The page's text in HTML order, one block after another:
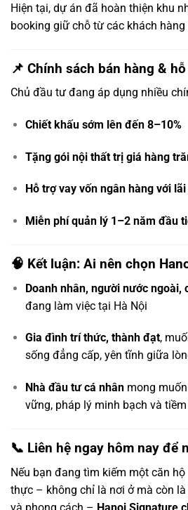
Hiện tại, dự án đã hoàn thiện khu
booking giữ chỗ từ các khách hàng
📌 Chính sách bán hàng &
Chủ đầu tư đang áp dụng nhiều
Chiết khấu sớm lên đến 8–10%
Tặng gói nội thất trị giá hàng
Hỗ trợ vay vốn ngân hàng với lãi
Miễn phí quản lý 1–2 năm đầu
🧠 Kết luận: Ai nên chọn
Doanh nhân, người nước ngoài,
đang làm việc tại Hà Nội
Gia đình trí thức, thành đạt,
sống đẳng cấp, yên tĩnh giữa
Nhà đầu tư cá nhânmong muốn
vững, pháp lý minh bạch và
📞 Liên hệ ngay hôm nay để
Nếu bạn đang tìm kiếm một căn
thực – không chỉ là nơi ở mà còn
và phong cách – Hanoi Signature